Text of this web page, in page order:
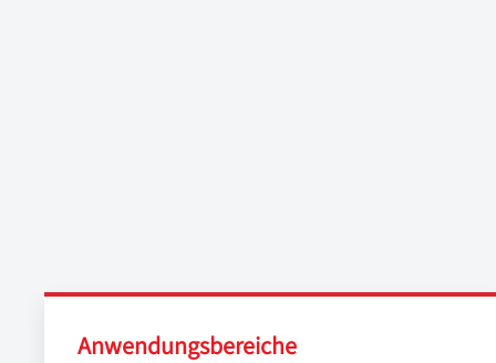
Anwendungsbereiche